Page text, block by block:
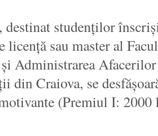
destinat studenților
licență sau master al
Administrarea
din Craiova, se
(Premiul I: